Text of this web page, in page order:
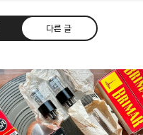
다른 글